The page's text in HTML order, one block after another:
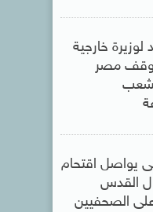
لوزيرة خارجية
مصر
يواصل اقتحام
القدس
الصحفيين